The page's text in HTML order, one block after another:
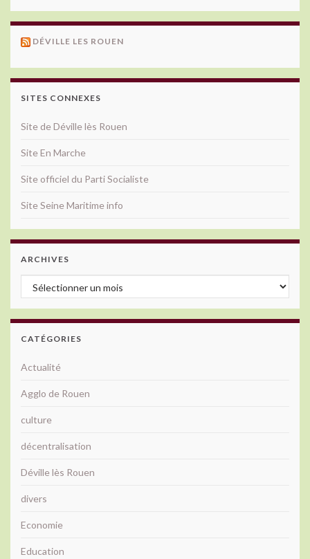
DÉVILLE LES ROUEN
SITES CONNEXES
Site de Déville lès Rouen
Site En Marche
Site officiel du Parti Socialiste
Site Seine Maritime info
ARCHIVES
Archives
CATÉGORIES
Actualité
Agglo de Rouen
culture
décentralisation
Déville lès Rouen
divers
Economie
Education